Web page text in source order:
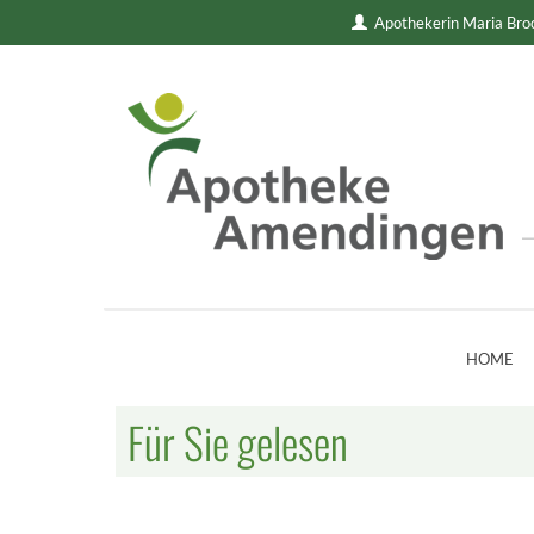
Apothekerin Maria
HOME
Für Sie gelesen